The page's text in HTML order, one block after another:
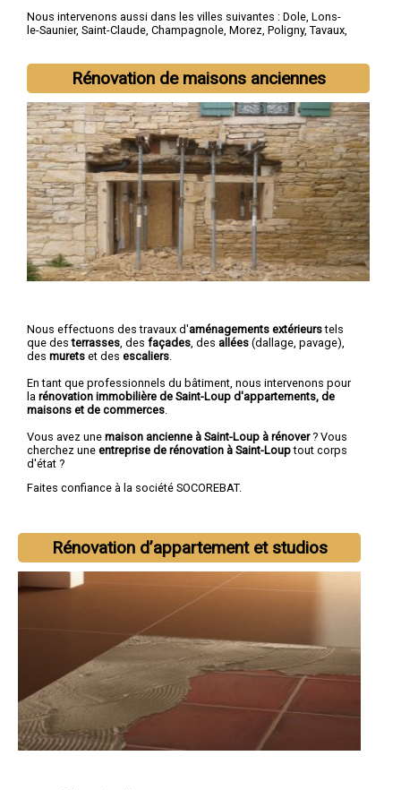
Nous intervenons aussi dans les villes suivantes : Dole, Lons-
le-Saunier, Saint-Claude, Champagnole, Morez, Poligny, Tavaux,
Rénovation de maisons anciennes
Nous effectuons des travaux d'aménagements extérieurstels
que desterrasses , des façades , des allées (dallage, pavage),
des murets et des escaliers
En tant que professionnels du bâtiment, nous intervenons pour
la rénovation immobilière de Saint-Loup d'appartements, de
maisons et de commerces
Vous avez une maison ancienne à Saint-Loup à rénover? Vous
cherchez une entreprise de rénovation à Saint-Louptout corps
d'état ?
Faites confiance à la société SOCOREBAT.
Rénovation d’appartement et studios